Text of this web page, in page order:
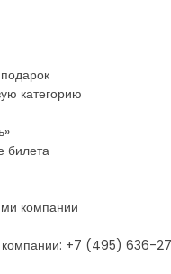
категорию
билета
компании
компании: +7 (495) 636-